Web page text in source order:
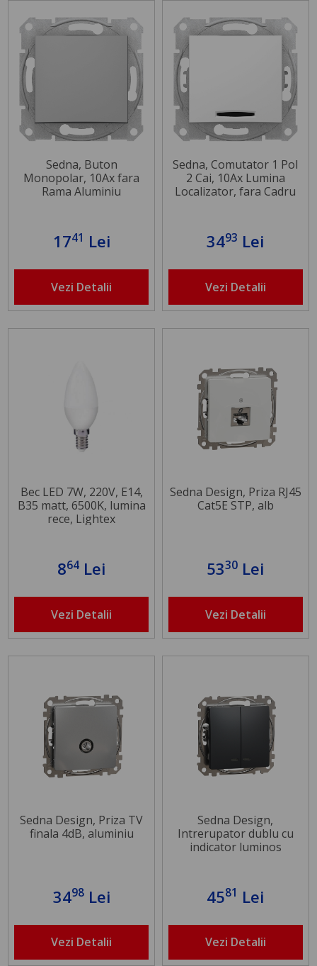
Sedna, Buton
Monopolar, 10Ax fara
Rama Aluminiu
1741 Lei
Vezi Detalii
Sedna, Comutator 1 Pol
2 Cai, 10Ax Lumina
Localizator, fara Cadru
3493 Lei
Vezi Detalii
Bec LED 7W, 220V, E14,
B35 matt, 6500K, lumina
rece, Lightex
864 Lei
Vezi Detalii
Sedna Design, Priza RJ45
Cat5E STP, alb
5330 Lei
Vezi Detalii
Sedna Design, Priza TV
finala 4dB, aluminiu
3498Lei
Vezi Detalii
Sedna Design,
Intrerupator dublu cu
indicator luminos
4581 Lei
Vezi Detalii